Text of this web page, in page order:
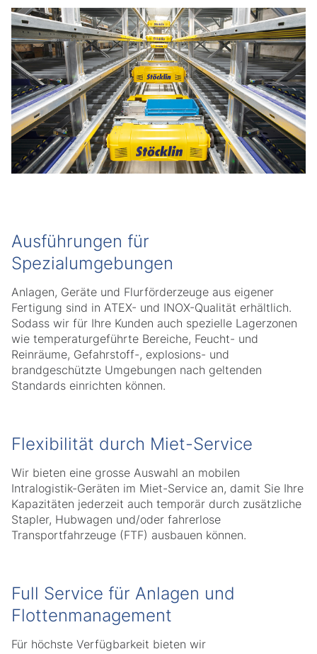
Ausführungen für
Spezialumgebungen
Anlagen, Geräte und Flurförderzeuge aus eigener
Fertigung sind in ATEX- und INOX-Qualität erhältlich.
Sodass wir für Ihre Kunden auch spezielle Lagerzonen
wie temperaturgeführte Bereiche, Feucht- und
Reinräume, Gefahrstoff-, explosions- und
brandgeschützte Umgebungen nach geltenden
Standards einrichten können.
Flexibilität durch Miet-Service
Wir bieten eine grosse Auswahl an mobilen
Intralogistik-Geräten im Miet-Service an, damit Sie Ihre
Kapazitäten jederzeit auch temporär durch zusätzliche
Stapler, Hubwagen und/oder fahrerlose
Transportfahrzeuge (FTF) ausbauen können.
Full Service für Anlagen und
Flottenmanagement
Für höchste Verfügbarkeit bieten wir